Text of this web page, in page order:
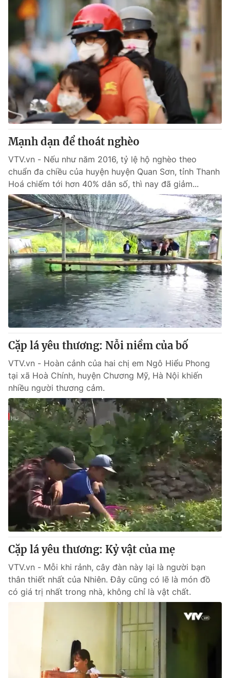
Mạnh dạn để thoát nghèo
VTV.vn - Nếu như năm 2016, tỷ lệ hộ nghèo theo
chuẩn đa chiều của huyện huyện Quan Sơn, tỉnh Thanh
Hoá chiếm tới hơn 40% dân số, thì nay đã giảm...
Cặp lá yêu thương: Nỗi niềm của bố
VTV.vn - Hoàn cảnh của hai chị em Ngô Hiểu Phong
tại xã Hoà Chính, huyện Chương Mỹ, Hà Nội khiến
nhiều người thương cảm.
Cặp lá yêu thương: Kỷ vật của mẹ
VTV.vn - Mỗi khi rảnh, cây đàn này lại là người bạn
thân thiết nhất của Nhiên. Đây cũng có lẽ là món đồ
có giá trị nhất trong nhà, không chỉ là vật chất.